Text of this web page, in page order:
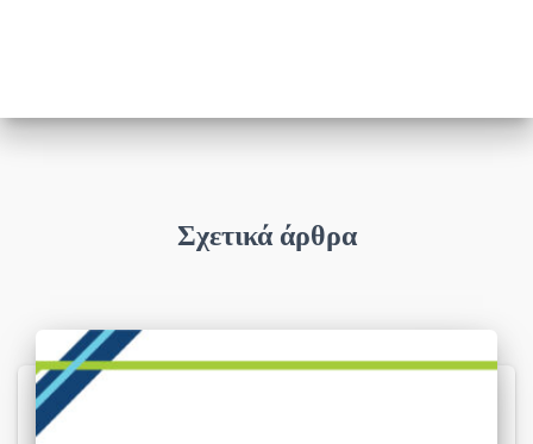
Σχετικά άρθρα